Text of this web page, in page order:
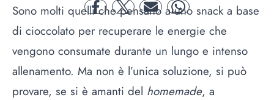
facebooktwitter mail whatsapp
Sono molti quelli che pensano a uno snack a base
di cioccolato per recuperare le energie che
vengono consumate durante un lungo e intenso
allenamento. Ma non è l’unica soluzione, si può
provare, se si è amanti del homemade, a